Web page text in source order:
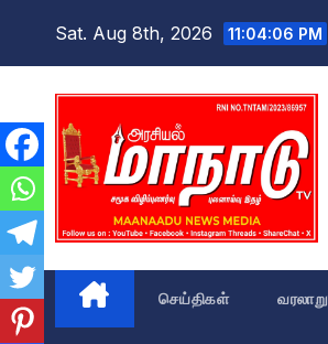
Sat. Aug 8th, 2026 11:04:08 PM
செய்திகள் வரலாறு